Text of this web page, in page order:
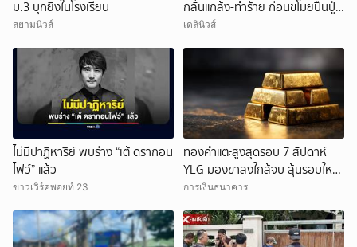
ม.3 บุกยิงในโรงเรียน
สยามนิวส์
กลั่นแกล้ง-ทำร้าย ก่อนขโมยปืนปู่
ก่อเหตุ
เดลินิวส์
ไม่มีปาฏิหาริย์ พบร่าง “เต้ ดรากอน
ไฟว์” แล้ว
ข่าวเวิร์คพอยท์ 23
ทองคำแตะสูงสุดรอบ 7 สัปดาห์
YLG มองขาลงใกล้จบ ลุ้นรอบใหม่
แตะบาทละ 82,200 บาท
การเงินธนาคาร